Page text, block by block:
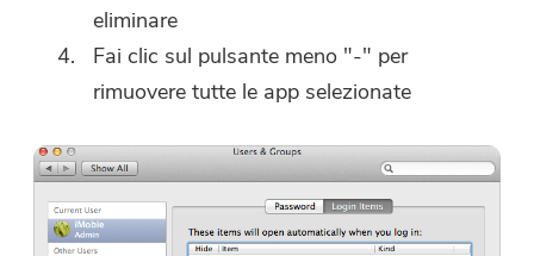
eliminare
Fai clic sul pulsante meno "-" per
rimuovere tutte le app selezionate